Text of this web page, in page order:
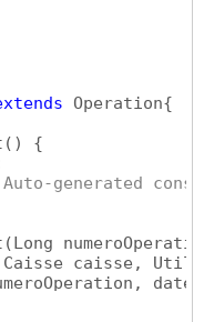
@AllArgsConstructor
dateOperation;
Operation{
( )
{
Auto-generated
( Long
Caisse caisse,